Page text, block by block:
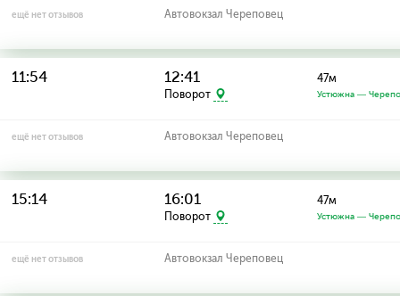
ещё нет отзывов Автовокзал Череповец
11:54 12:41
Поворот
47м
Устюжна —
ещё нет отзывов Автовокзал Череповец
15:14 16:01
Поворот
47м
Устюжна —
ещё нет отзывов Автовокзал Череповец